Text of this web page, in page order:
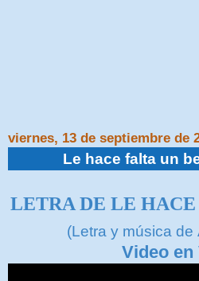
viernes, 13 de septiembre de
Le hace falta un
LETRA DE LE HACE
(Letra y música de
Video en